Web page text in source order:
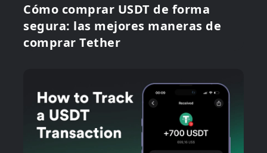
Cómo comprar USDT de forma
segura: las mejores maneras de
comprar Tether